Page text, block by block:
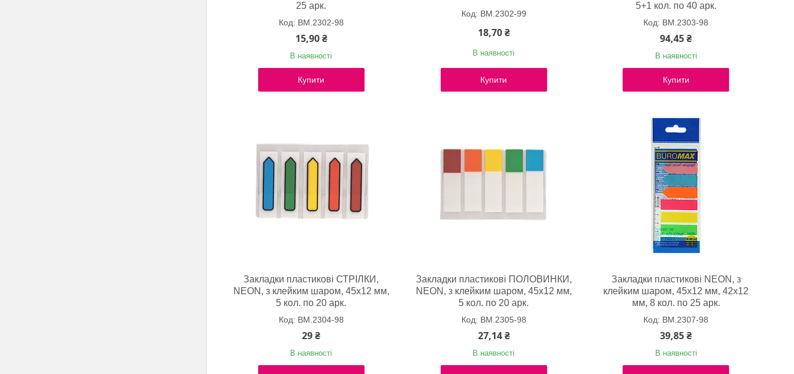
25 арк.
BM.2302-98
15,90 ₴
В наявності
Купити
BM.2302-99
18,70 ₴
В наявності
Купити
5+1 кол. по 40 арк.
BM.2303-98
94,45 ₴
В наявності
Купити
Закладки пластикові СТРІЛКИ,
NEON, з клейким шаром, 45x12 мм,
5 кол. по 20 арк.
BM.2304-98
29 ₴
В наявності
Закладки пластикові ПОЛОВИНКИ,
NEON, з клейким шаром, 45x12 мм,
5 кол. по 20 арк.
BM.2305-98
27,14 ₴
В наявності
Закладки пластикові NEON, з
клейким шаром, 45x12 мм, 42x12
мм, 8 кол. по 25 арк.
BM.2307-98
39,85 ₴
В наявності